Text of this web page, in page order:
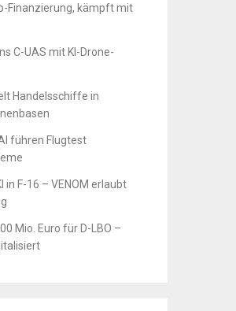
Finanzierung, kämpft mit
C-UAS mit KI-Drone-
Handelsschiffe in
führen Flugtest
in F-16 – VENOM erlaubt
Mio. Euro für D-LBO –